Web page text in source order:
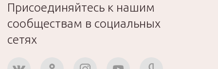
Присоединяйтесь к нашим
сообществам в социальных
сетях